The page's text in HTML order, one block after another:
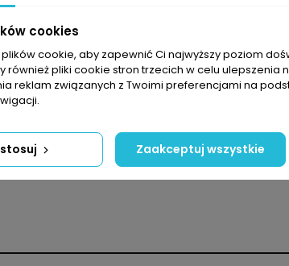
cookies
plików cookie, aby zapewnić Ci najwyższy poziom
również pliki cookie stron trzecich w celu ulepszenia
reklam związanych z Twoimi preferencjami na
Zaakceptuj wszystkie